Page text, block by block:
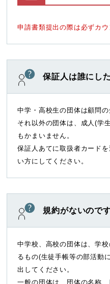
申請書類提出の際は必ずカ
保証人は誰にし
中学・高校生の団体は顧問
それ以外の団体は、成人(学
もかまいません。
保証人あてに取扱者カード
い方にしてください。
規約がないので
中学校、高校の団体は、学
るもの(生徒手帳等の部活動
出してください。
一般の団体は、団体の名称